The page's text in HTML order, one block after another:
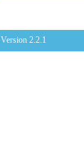
Version 2.2.1